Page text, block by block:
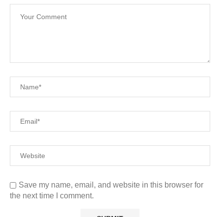
Save my name, email, and website in this browser for
the next time I comment.